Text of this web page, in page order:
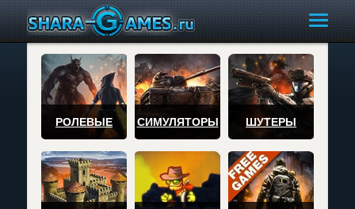
РОЛЕВЫЕ СИМУЛЯТОРЫ ШУТЕРЫ